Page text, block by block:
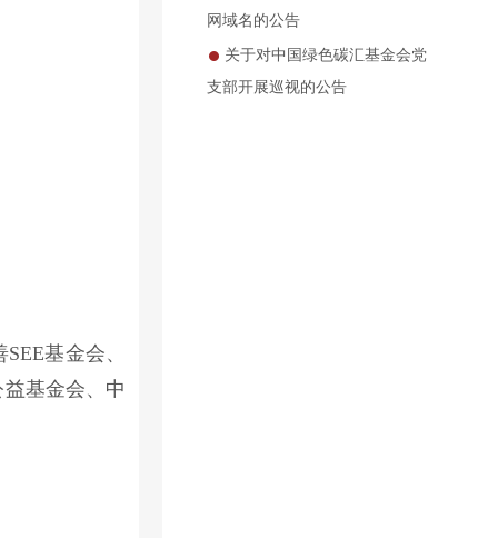
基金会、
基金会、中
网域名的公告
关于对中国绿色碳汇基金会党
支部开展巡视的公告